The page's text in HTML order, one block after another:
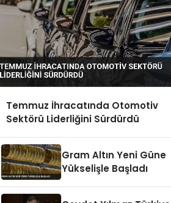
Temmuz İhracatında Otomotiv
Sektörü Liderliğini Sürdürdü
Gram Altın Yeni Güne
Yükselişle Başladı